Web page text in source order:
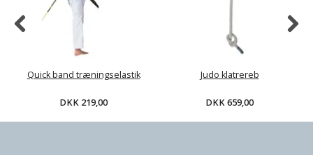
Quick band træningselastik
DKK 219,00
Judo klatrereb
DKK 659,00